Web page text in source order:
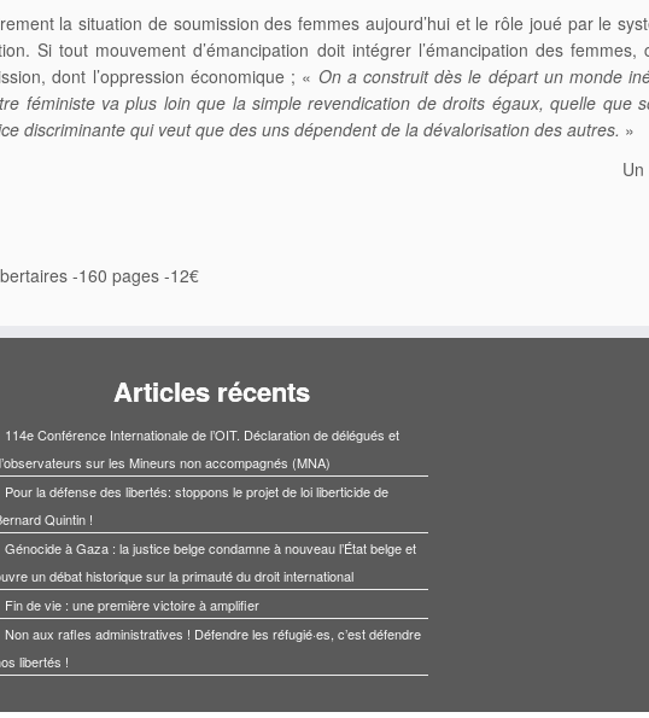
la situation de soumission des femmes aujourd’hui et le rôle joué par le
Si tout mouvement d’émancipation doit intégrer l’émancipation des
dont l’oppression économique ; « On a construit dès le départ un monde
féministe va plus loin que la simple revendication de droits égaux, quelle que
discriminante qui veut que des uns dépendent de la dévalorisation des autres. »
-160 pages -12€
Articles récents
114e Conférence Internationale de l’OIT. Déclaration de délégués et
sur les Mineurs non accompagnés (MNA)
Pour la défense des libertés: stoppons le projet de loi liberticide de
Quintin !
Génocide à Gaza : la justice belge condamne à nouveau l’État belge et
un débat historique sur la primauté du droit international
Fin de vie : une première victoire à amplifier
Non aux rafles administratives ! Défendre les réfugié·es, c’est défendre
libertés !